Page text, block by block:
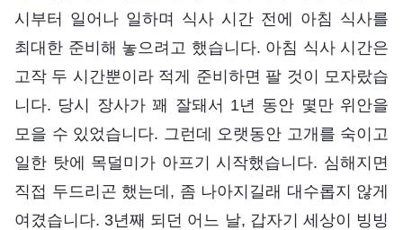
시부터 일어나 일하며 식사 시간 전에 아침 식사를
최대한 준비해 놓으려고 했습니다. 아침 식사 시간은
고작 두 시간뿐이라 적게 준비하면 팔 것이 모자랐습
니다. 당시 장사가 꽤 잘돼서 1년 동안 몇만 위안을
모을 수 있었습니다. 그런데 오랫동안 고개를 숙이고
일한 탓에 목덜미가 아프기 시작했습니다. 심해지면
직접 두드리곤 했는데, 좀 나아지길래 대수롭지 않게
여겼습니다. 3년째 되던 어느 날, 갑자기 세상이 빙빙